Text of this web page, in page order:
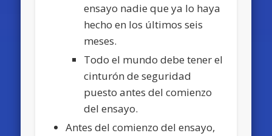
ensayo nadie que ya lo haya
hecho en los últimos seis
meses.
Todo el mundo debe tener el
cinturón de seguridad
puesto antes del comienzo
del ensayo.
Antes del comienzo del ensayo,